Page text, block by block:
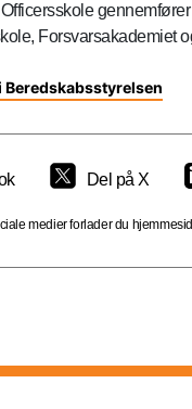
Forsvarsakademiet
Del på X
medier forlader du